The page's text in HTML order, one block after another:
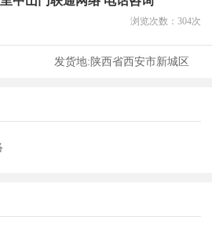
浏览次数： 304次
发货地:陕西省西安市新城区